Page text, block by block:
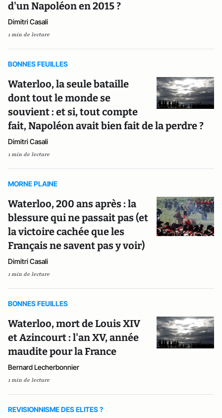
d'un Napoléon en 2015 ?
Dimitri Casali
1 min de lecture
BONNES FEUILLES
Waterloo, la seule bataille
dont tout le monde se
souvient : et si, tout compte
fait, Napoléon avait bien fait de la perdre ?
Dimitri Casali
1 min de lecture
MORNE PLAINE
Waterloo, 200 ans après : la
blessure qui ne passait pas (et
la victoire cachée que les
Français ne savent pas y voir)
Dimitri Casali
1 min de lecture
BONNES FEUILLES
Waterloo, mort de Louis XIV
et Azincourt : l'an XV, année
maudite pour la France
Bernard Lecherbonnier
1 min de lecture
REVISIONNISME DES ELITES ?